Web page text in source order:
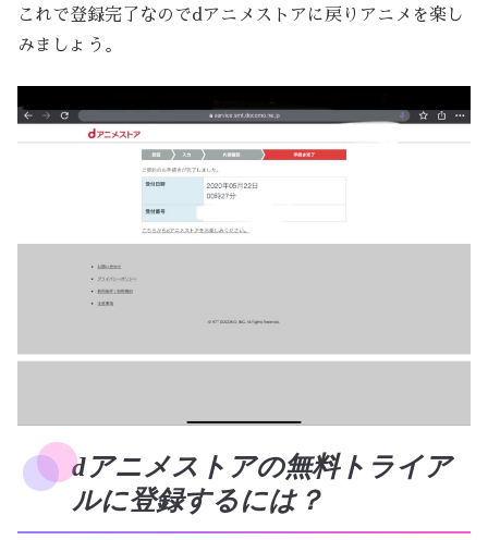
これで登録完了なのでdアニメストアに戻りアニメを楽し
みましょう。
dアニメストアの無料トライア
ルに登録するには？